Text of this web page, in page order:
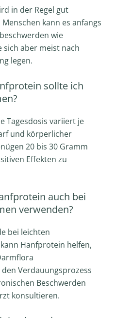
in der Regel gut
kann es anfangs
wie
sich aber meist nach
legen.
sollte ich
Tagesdosis variiert je
und körperlicher
20 bis 30 Gramm
Effekten zu
auch bei
verwenden?
bei leichten
Hanfprotein helfen,
Verdauungsprozess
Beschwerden
konsultieren.